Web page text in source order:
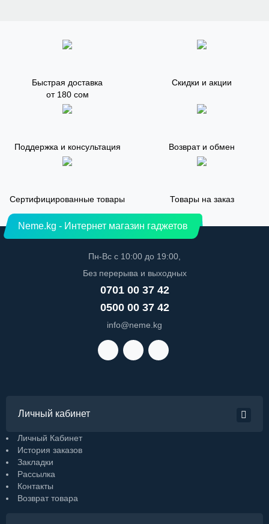
Быстрая доставка
от 180 сом
Скидки и акции
Поддержка и консультация Возврат и обмен
Сертифицированные товары Товары на заказ
Neme.kg - Интернет магазин гаджетов
Пн-Вс с 10:00 до 19:00,
Без перерыва и выходных
0701 00 37 42
0500 00 37 42
info@neme.kg
Личный кабинет
Личный Кабинет
История заказов
Закладки
Рассылка
Контакты
Возврат товара